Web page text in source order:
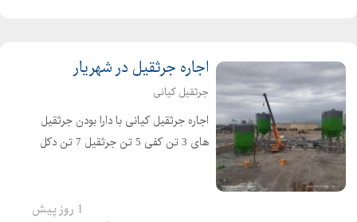
اجاره جرثقیل در شهریار
جرثقیل کیانی
اجاره جرثقیل کیانی با دارا بودن جرثقیل
های 3 تن کفی 5 تن جرثقیل 7 تن دکل
تن جرثقیل 100 تن و جرثقیل 150 تن و
1 روز پیش